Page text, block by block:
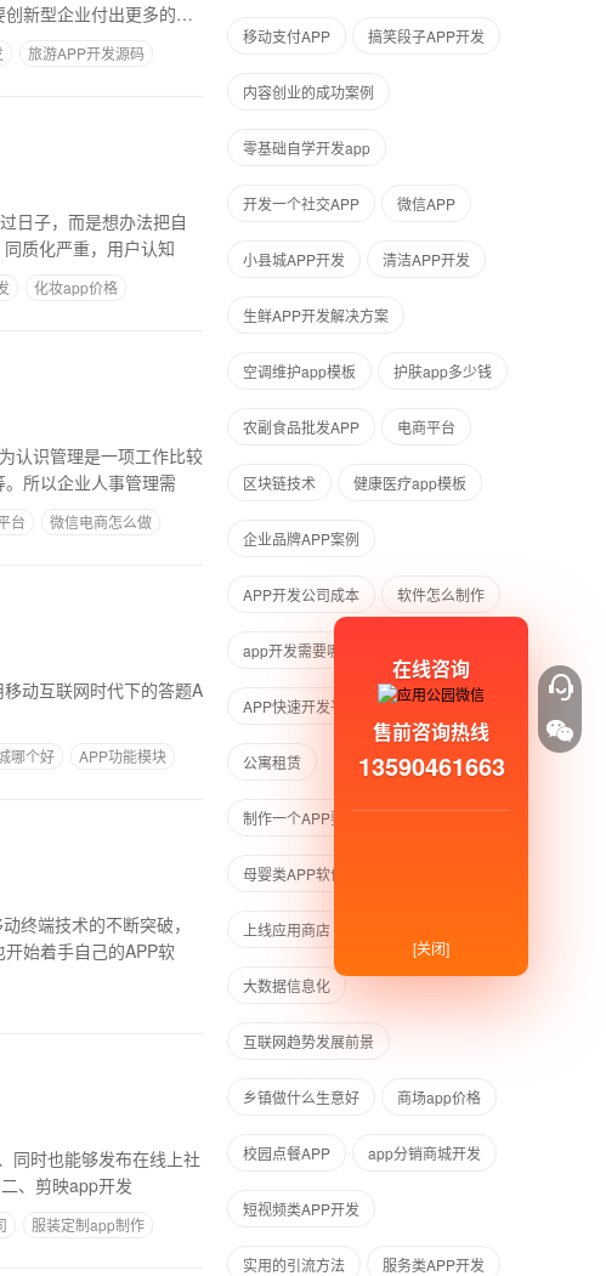
新型企业付出更多的汗
旅游APP开发源码
日子，而是想办法把自
质化严重，用户认知
化妆app价格
认识管理是一项工作比较
所以企业人事管理需
台 微信电商怎么做
哪个好 APP功能模块
终端技术的不断突破，
始着手自己的APP软
同时也能够发布在线上社
、剪映app开发
服装定制app制作
移动支付APP 搞笑段子APP开发
内容创业的成功案例
零基础自学开发app
开发一个社交APP 微信APP
小县城APP开发 清洁APP开发
生鲜APP开发解决方案
空调维护app模板 护肤app多少钱
农副食品批发APP 电商平台
区块链技术 健康医疗app模板
企业品牌APP案例
APP开发公司成本 软件怎么制作
app开发需要哪些知识
APP快速开发平台 宠物看护
公寓租赁
制作一个APP要多长时间
母婴类APP软件开发
上线应用商店
大数据信息化
互联网趋势发展前景
乡镇做什么生意好 商场app价格
校园点餐APP app分销商城开发
短视频类APP开发
实用的引流方法 服务类APP开发
在线咨询
售前咨询热线
13590461663
[关闭]